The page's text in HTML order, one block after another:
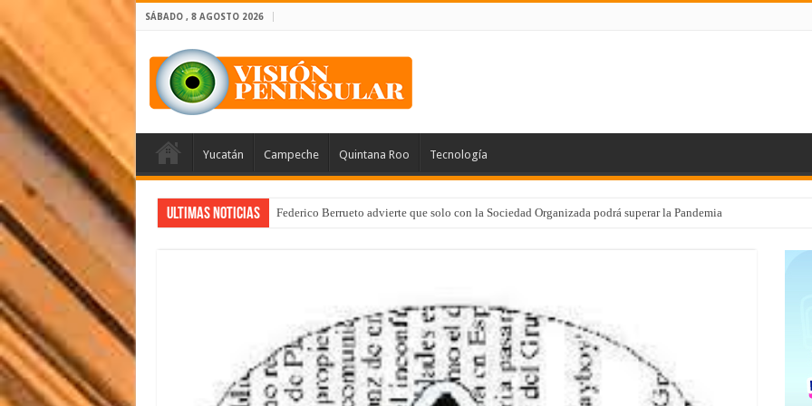
SÁBADO , 8 AGOSTO 2026
Yucatán Campeche Quintana Roo Tecnología
Ultimas Noticias Federico Berrueto advierte que solo con la Sociedad Organizada podrá superar la Pandemia